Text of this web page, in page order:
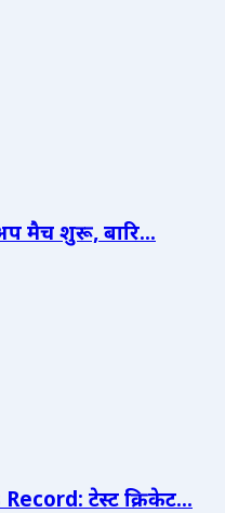
मैच शुरू, बारि...
टेस्ट क्रिकेट...